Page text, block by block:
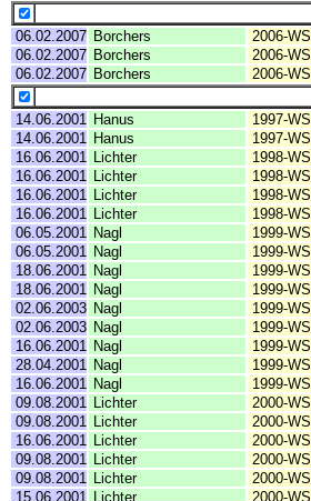
06.02.2007 Borchers 2006-WS
06.02.2007 Borchers 2006-WS
06.02.2007 Borchers 2006-WS
14.06.2001
Hanus 1997-WS
14.06.2001
Hanus 1997-WS
16.06.2001
Lichter 1998-WS
16.06.2001
Lichter 1998-WS
16.06.2001
Lichter 1998-WS
16.06.2001
Lichter 1998-WS
06.05.2001
Nagl 1999-WS
06.05.2001
Nagl 1999-WS
18.06.2001
Nagl 1999-WS
18.06.2001
Nagl 1999-WS
02.06.2003 Nagl 1999-WS
02.06.2003 Nagl 1999-WS
16.06.2001
Nagl 1999-WS
28.04.2001
Nagl 1999-WS
16.06.2001
Nagl 1999-WS
09.08.2001
Lichter 2000-WS
09.08.2001
Lichter 2000-WS
16.06.2001
Lichter 2000-WS
09.08.2001
Lichter 2000-WS
09.08.2001
Lichter 2000-WS
15.06.2001
Lichter 2000-WS